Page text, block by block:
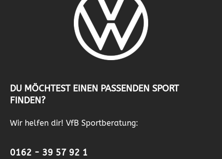
DU MÖCHTEST EINEN PASSENDEN SPORT
FINDEN?
Wir helfen dir! VfB Sportberatung:
0162 - 39 57 92 1